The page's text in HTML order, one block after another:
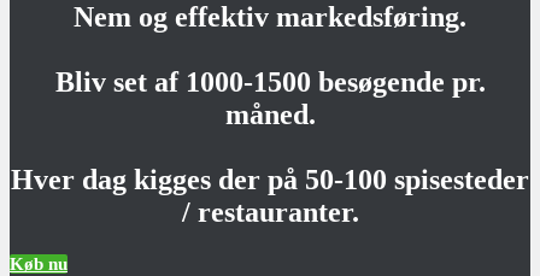
Nem og effektiv markedsføring.
Bliv set af 1000-1500 besøgende pr.
måned.
Hver dag kigges der på 50-100 spisesteder
/ restauranter.
Køb nu